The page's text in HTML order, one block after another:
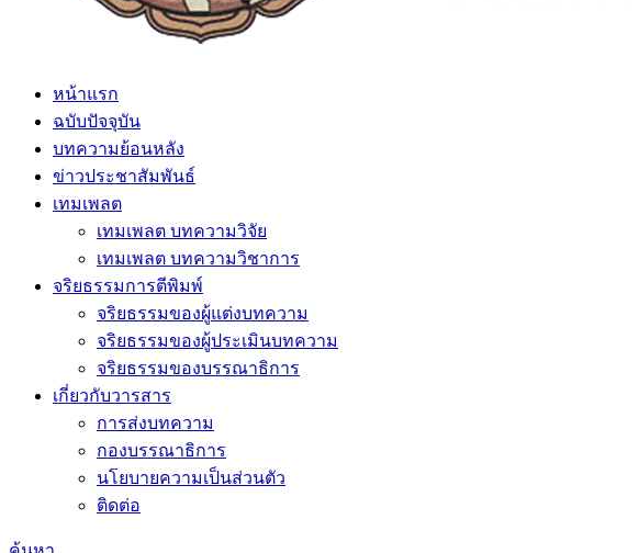
หน้าแรก
ฉบับปัจจุบัน
บทความย้อนหลัง
ข่าวประชาสัมพันธ์
เทมเพลต
เทมเพลต บทความวิจัย
เทมเพลต บทความวิชาการ
จริยธรรมการตีพิมพ์
จริยธรรมของผู้แต่งบทความ
จริยธรรมของผู้ประเมินบทความ
จริยธรรมของบรรณาธิการ
เกี่ยวกับวารสาร
การส่งบทความ
กองบรรณาธิการ
นโยบายความเป็นส่วนตัว
ติดต่อ